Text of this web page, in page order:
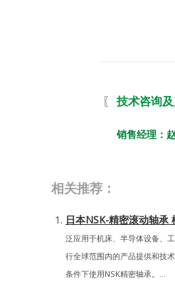
〖 技术咨询
销售经理：
相关推荐：
日本NSK-精密滚动轴承
泛应用于机床、半导体设备、
行全球范围内的产品提供和技
条件下使用NSK精密轴承。...